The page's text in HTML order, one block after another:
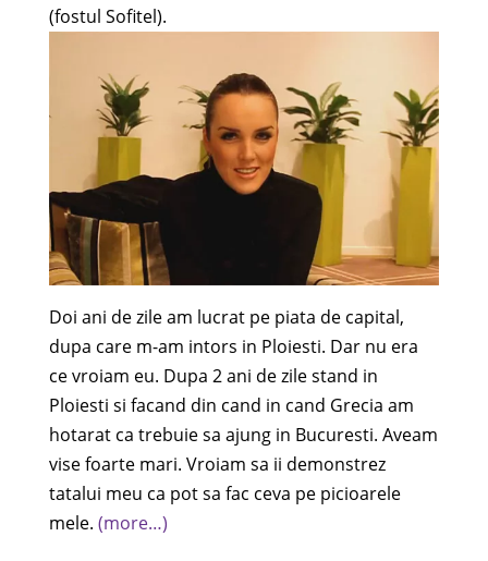
(fostul Sofitel).
Doi ani de zile am lucrat pe piata de capital,
dupa care m-am intors in Ploiesti. Dar nu era
ce vroiam eu. Dupa 2 ani de zile stand in
Ploiesti si facand din cand in cand Grecia am
hotarat ca trebuie sa ajung in Bucuresti. Aveam
vise foarte mari. Vroiam sa ii demonstrez
tatalui meu ca pot sa fac ceva pe picioarele
mele. (more…)